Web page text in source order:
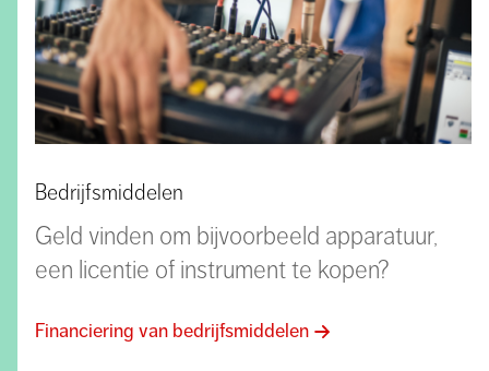
Bedrijfsmiddelen
Geld vinden om bijvoorbeeld apparatuur,
een licentie of instrument te kopen?
Financiering van bedrijfsmiddelen